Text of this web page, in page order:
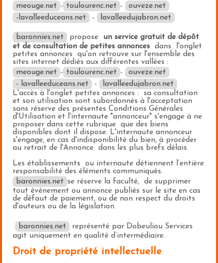
meouge.net - toulourenc.net -
ouveze.net
-lavalleeduceans.net
- lavalleedujabron.net
baronnies.net propose un service gratuit de dépôt
et de consultation de petites annoncesdans l'onglet
petites annonces qu'on retrouve sur l'ensemble des
sites internet dédiés aux différentes vallées :
meouge.net - toulourenc.net -
ouveze.net
- lavalleeduceans.net
-
lavalleedujabron.net
L'accès à l'onglet petites annonces : sa consultation
et son utilisation sont subordonnés à l'acceptation
sans réserve des présentes Conditions Générales
d'Utilisation et l'internaute "annonceur" s'engage à ne
proposer dans cette rubrique que des biens
disponibles dont il dispose. L'internaute annonceur
s'engage, en cas d'indisponibilité du bien, à procéder
au retrait de l'Annonce dans les plus brefs délais.
Les établissements ou internaute détiennent l’entière
responsabilité des éléments communiqués.
baronnies.net se réserve la faculté, de supprimer
tout événement ou annonce publiés sur le site en cas
de défaut de paiement, ou de non respect du droits
d'auteurs ou de la législation.
baronnies.net
représenté par Dobeuliou Services
agit uniquement en qualité d’intermédiaire.
Droit de propriété intellectuelle